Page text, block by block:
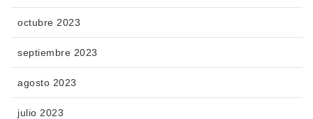
octubre 2023
septiembre 2023
agosto 2023
julio 2023